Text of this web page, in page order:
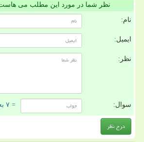
نظر شما در مورد این مطلب می هاست
نام:
ایمیل:
نظر:
سوال: = ۷ بعلاوه ۵